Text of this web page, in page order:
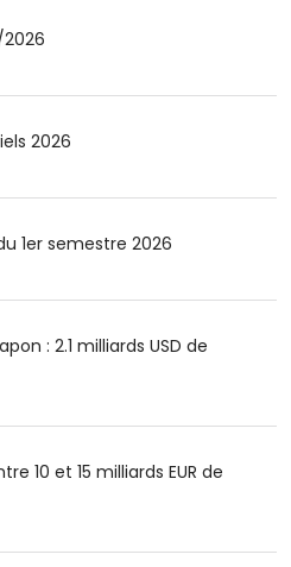
2026
1er semestre 2026
: 2.1 milliards USD de
10 et 15 milliards EUR de